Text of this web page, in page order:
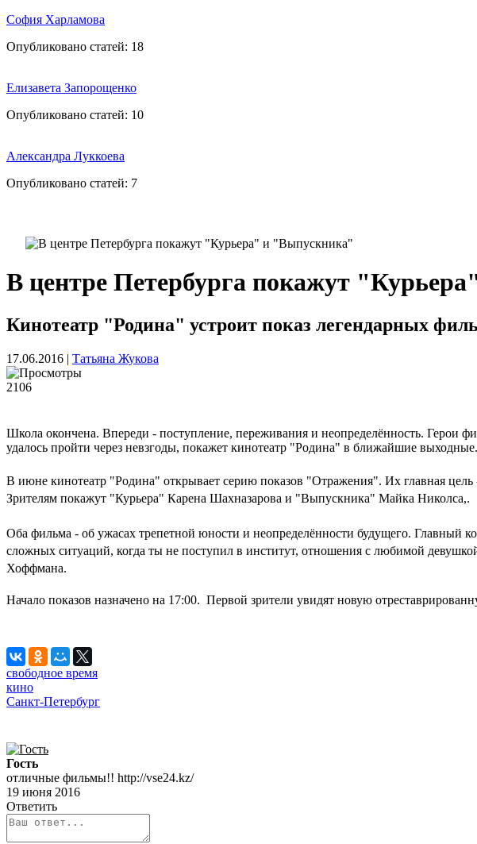
София Харламова
Опубликовано статей: 18
Елизавета Запорощенко
Опубликовано статей: 10
Александра Луккоева
Опубликовано статей: 7
В центре Петербурга покажут
Кинотеатр "Родина" устроит показ легендарных
17.06.2016 | Татьяна Жукова
2106
Школа окончена. Впереди - поступление, переживания и неопределённость.
удалось пройти через невзгоды, покажет кинотеатр "Родина" в ближайшие выходные.
В июне кинотеатр "Родина" открывает серию показов "Отражения". Их главная
Зрителям покажут "Курьера" Карена Шахназарова и "Выпускника" Майка Николса,.
Оба фильма - об ужасах трепетной юности и неопределённости будущего.
сложных ситуаций, когда ты не поступил в институт, отношения с любимой
Хоффмана.
Начало показов назначено на 17:00. Первой зрители увидят новую
свободное время
кино
Санкт-Петербург
Гость
отличные фильмы!! http://vse24.kz/
19 июня 2016
Ответить